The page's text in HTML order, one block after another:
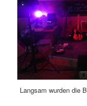
Langsam wurden die